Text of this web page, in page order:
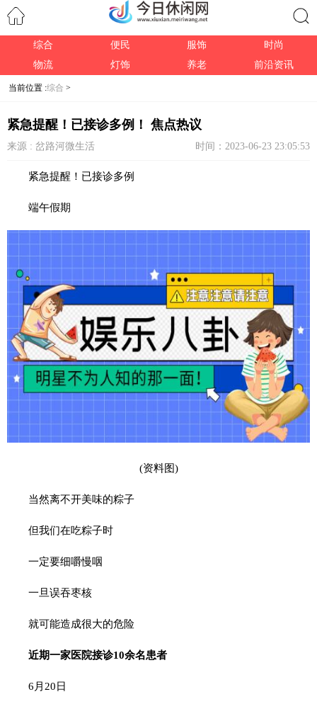
综合 便民 服饰
时尚
物流
灯饰 养老 前沿资讯
当前位置 :综合 >
紧急提醒！已接诊多例！ 焦点热议
来源 : 岔路河微生活 时间：2023-06-23 23:05:53
紧急提醒！已接诊多例
端午假期
(资料图)
当然离不开美味的粽子
但我们在吃粽子时
一定要细嚼慢咽
一旦误吞枣核
就可能造成很大的危险
近期一家医院接诊10余名患者
6月20日